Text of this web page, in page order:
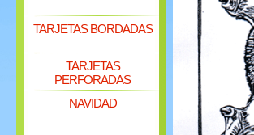
TARJETAS BORDADAS
TARJETAS
PERFORADAS
NAVIDAD